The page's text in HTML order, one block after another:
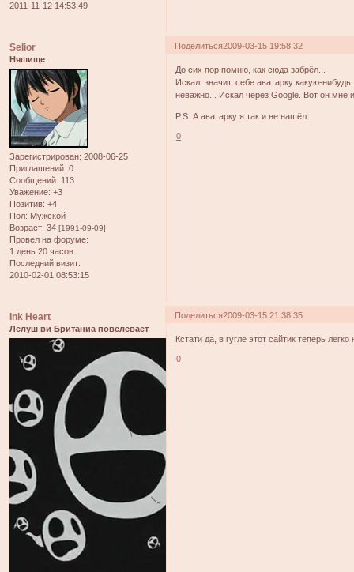
2011-11-12 14:53:49
Поделиться2009-03-15 19:58:32
Selior
Няшище
Зарегистрирован: 2008-06-25
Приглашений: 0
Сообщений: 113
Уважение: +3
Позитив: +4
Пол: Мужской
Возраст: 34 [1991-09-09]
Провел на форуме:
1 день 20 часов
Последний визит:
2010-02-01 08:53:15
До сих пор помню, как сюда забрёл...
Искал, значит, себе аватарку какую-
неважно... Искал через Google. Вот он мне
P.S. А аватарку я так и не нашёл...
0
Поделиться2009-03-15 21:38:35
Ink Heart
Лелуш ви Британиа повелевает
Кстати да, в гугле этот сайтик теперь
0